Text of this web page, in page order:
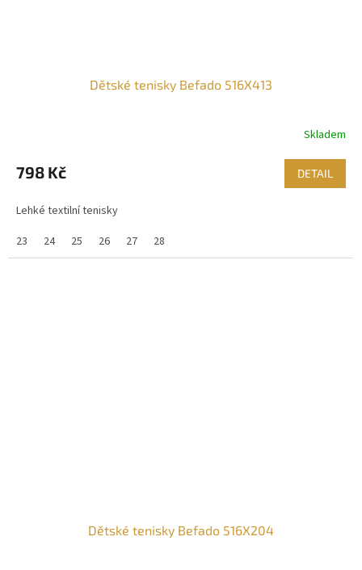
Dětské tenisky Befado 516X413
Skladem
798 Kč DETAIL
Lehké textilní tenisky
23
24 25 26 27 28
Dětské tenisky Befado 516X204